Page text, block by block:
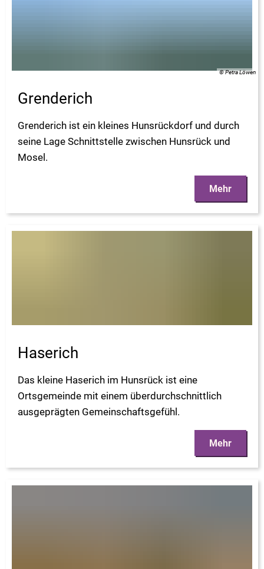
© Petra Löwen
Grenderich
Grenderich ist ein kleines Hunsrückdorf und durch
seine Lage Schnittstelle zwischen Hunsrück und
Mosel.
Mehr
Haserich
Das kleine Haserich im Hunsrück ist eine
Ortsgemeinde mit einem überdurchschnittlich
ausgeprägten Gemeinschaftsgefühl.
Mehr